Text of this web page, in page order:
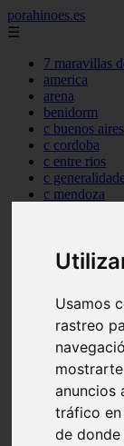
Usamos
rastreo
anuncios
tráfico
de
porahinoes.es
☰
7 maravillas
america
arena
benidorm
c buenos aires
c cordoba
c entre rios
c
c mendoza
c santa fe
c zona austral
carmen
category
destinos
gijon
lanzarote
live
monumentos
naturaleza